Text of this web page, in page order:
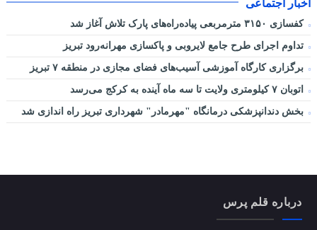
اخبار اجتماعی
کفسازی ۳۱۵۰ مترمربعی پیاده‌راه‌های پارک تلاش آغاز شد
تداوم اجرای طرح جامع لایروبی و پاکسازی مهرانه‌رود تبریز
برگزاری کارگاه آموزشی آسیب‌های فضای مجازی در منطقه ۷ تبریز
اتوبان ۷ کیلومتری ولایت تا سه ماه آینده به کرکج می‌رسد
بخش دندانپزشکی درمانگاه "مهرمادر" شهرداری تبریز راه اندازی شد
درباره قلم پرس